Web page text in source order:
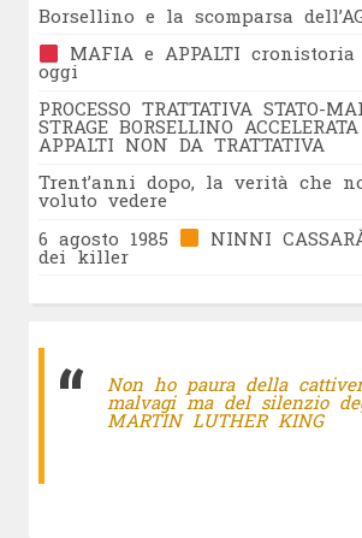
Borsellino e la scomparsa
MAFIA e APPALTI
oggi
PROCESSO TRATTATIVA STATO-
STRAGE BORSELLINO
APPALTI NON DA TRATTATIVA
Trent’anni dopo, la verità che
voluto vedere
6 agosto 1985
NINNI
dei killer
Non ho paura della
malvagi ma del silenzio
MARTIN LUTHER KING